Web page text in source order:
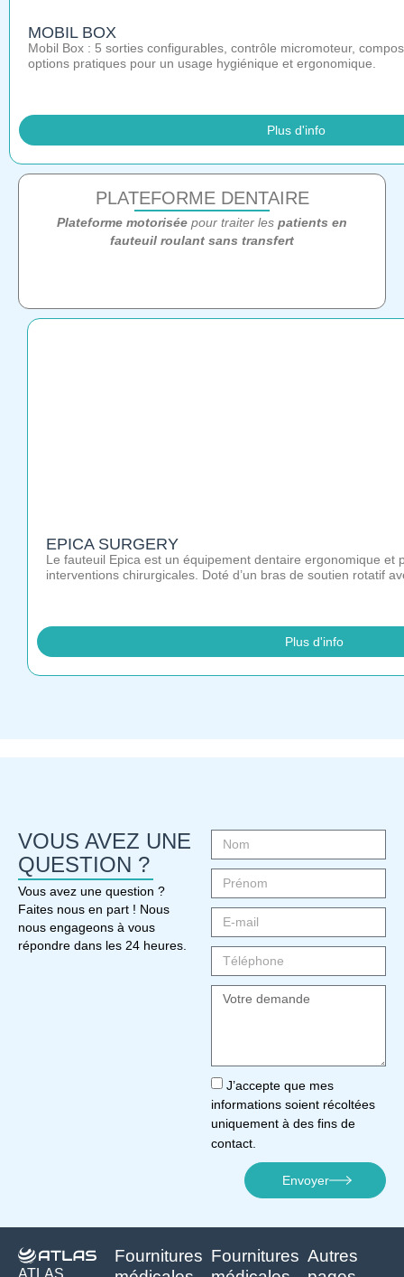
MOBIL BOX
Mobil Box : 5 sorties configurables, contrôle micromoteur,
options pratiques pour un usage hygiénique et ergonomique.
Plus d'info
PLATEFORME DENTAIRE
Plateforme motorisée pour traiter les patients en
fauteuil roulant sans transfert
EPICA SURGERY
Le fauteuil Epica est un équipement dentaire ergonomique et
interventions chirurgicales. Doté d’un bras de soutien rotatif
Plus d'info
VOUS AVEZ UNE
QUESTION ?
Vous avez une question ?
Faites nous en part ! Nous
nous engageons à vous
répondre dans les 24 heures.
J’accepte que mes
informations soient récoltées
uniquement à des fins de
contact.
Envoyer
ATLAS
Fournitures Fournitures Autres